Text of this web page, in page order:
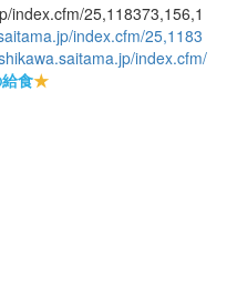
index.cfm/25,118373,156,1
index.cfm/25,1183
index.cfm/
食★